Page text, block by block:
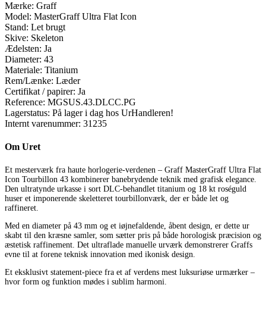
Mærke: Graff
Model: MasterGraff Ultra Flat Icon
Stand: Let brugt
Skive: Skeleton
Ædelsten: Ja
Diameter: 43
Materiale: Titanium
Rem/Lænke: Læder
Certifikat / papirer: Ja
Reference: MGSUS.43.DLCC.PG
Lagerstatus: På lager i dag hos UrHandleren!
Internt varenummer: 31235
Om Uret
Et mesterværk fra haute horlogerie-verdenen – Graff MasterGraff Ultra Flat
Icon Tourbillon 43 kombinerer banebrydende teknik med grafisk elegance.
Den ultratynde urkasse i sort DLC-behandlet titanium og 18 kt roséguld
huser et imponerende skeletteret tourbillonværk, der er både let og
raffineret.
Med en diameter på 43 mm og et iøjnefaldende, åbent design, er dette ur
skabt til den kræsne samler, som sætter pris på både horologisk præcision og
æstetisk raffinement. Det ultraflade manuelle urværk demonstrerer Graffs
evne til at forene teknisk innovation med ikonisk design.
Et eksklusivt statement-piece fra et af verdens mest luksuriøse urmærker –
hvor form og funktion mødes i sublim harmoni.